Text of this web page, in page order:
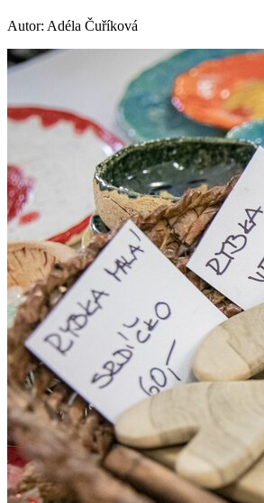
Autor: Adéla Čuříková